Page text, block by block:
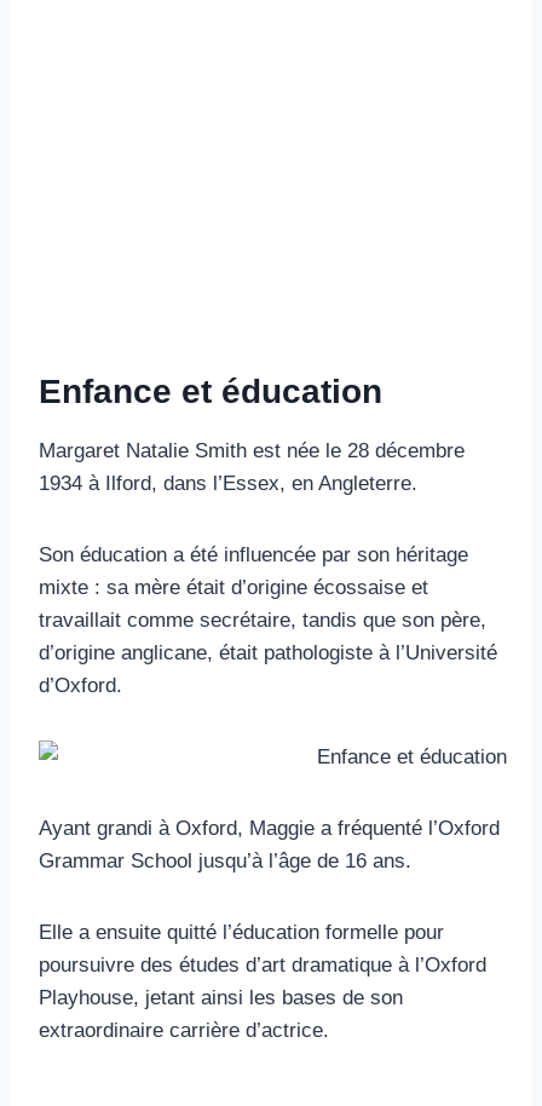
Enfance et éducation
Margaret Natalie Smith est née le 28 décembre
1934 à Ilford, dans l’Essex, en Angleterre.
Son éducation a été influencée par son héritage
mixte : sa mère était d’origine écossaise et
travaillait comme secrétaire, tandis que son père,
d’origine anglicane, était pathologiste à l’Université
d’Oxford.
Ayant grandi à Oxford, Maggie a fréquenté l’Oxford
Grammar School jusqu’à l’âge de 16 ans.
Elle a ensuite quitté l’éducation formelle pour
poursuivre des études d’art dramatique à l’Oxford
Playhouse, jetant ainsi les bases de son
extraordinaire carrière d’actrice.